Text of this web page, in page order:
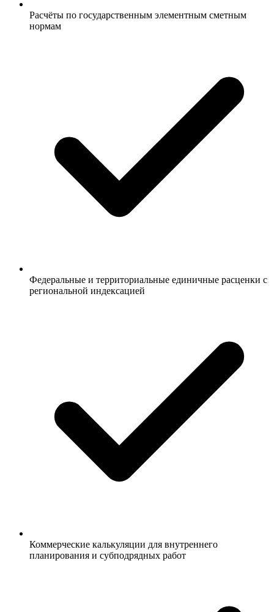
Расчёты по государственным элементным сметным
нормам
Федеральные и территориальные единичные расценки с
региональной индексацией
Коммерческие калькуляции для внутреннего
планирования и субподрядных работ